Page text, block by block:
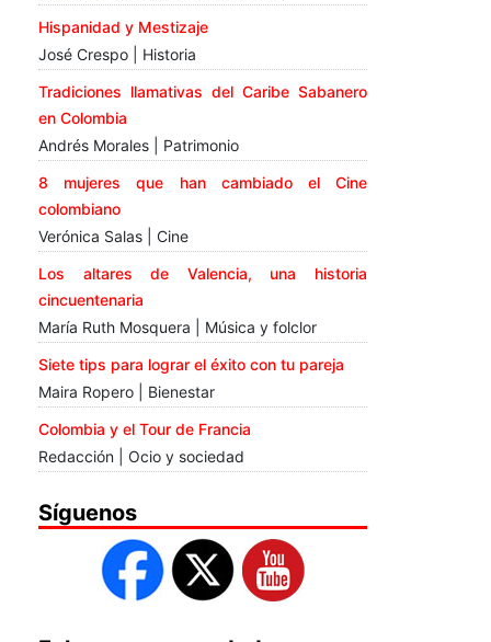
Hispanidad y Mestizaje
José Crespo | Historia
Tradiciones llamativas del Caribe Sabanero
en Colombia
Andrés Morales | Patrimonio
8 mujeres que han cambiado el Cine
colombiano
Verónica Salas | Cine
Los altares de Valencia, una historia
cincuentenaria
María Ruth Mosquera | Música y folclor
Siete tips para lograr el éxito con tu pareja
Maira Ropero | Bienestar
Colombia y el Tour de Francia
Redacción | Ocio y sociedad
Síguenos